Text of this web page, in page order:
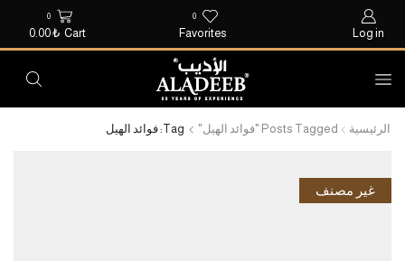
Log in
0
Favorites
0
Cart
0.00₺
الرئيسية Posts Tagged "فوائد الهيل" Tag: فوائد الهيل
غير مصنف